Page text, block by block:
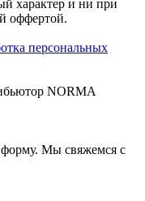
характер и ни при
оффертой.‍
персональных
NORMA
форму. Мы свяжемся с